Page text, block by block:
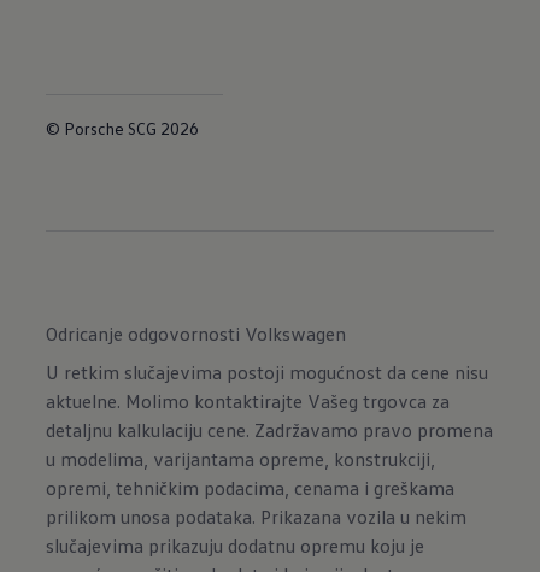
© Porsche SCG 2026
Odricanje odgovornosti Volkswagen
U retkim slučajevima postoji mogućnost da cene nisu
aktuelne. Molimo kontaktirajte Vašeg trgovca za
detaljnu kalkulaciju cene. Zadržavamo pravo promena
u modelima, varijantama opreme, konstrukciji,
opremi, tehničkim podacima, cenama i greškama
prilikom unosa podataka. Prikazana vozila u nekim
slučajevima prikazuju dodatnu opremu koju je